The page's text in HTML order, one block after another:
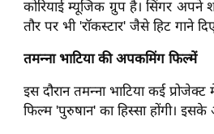
कोरियाई म्यूजिक ग्रुप है। सिंगर अपने
तौर पर भी 'रॉकस्टार' जैसे हिट गाने
तमन्ना भाटिया की अपकमिंग फिल्में
इस दौरान तमन्ना भाटिया कई
फिल्म 'पुरुषान' का हिस्सा होंगी।